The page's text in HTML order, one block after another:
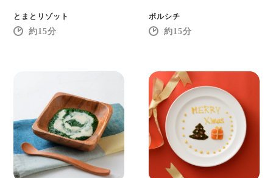
とまとリゾット
15
ボルシチ
15